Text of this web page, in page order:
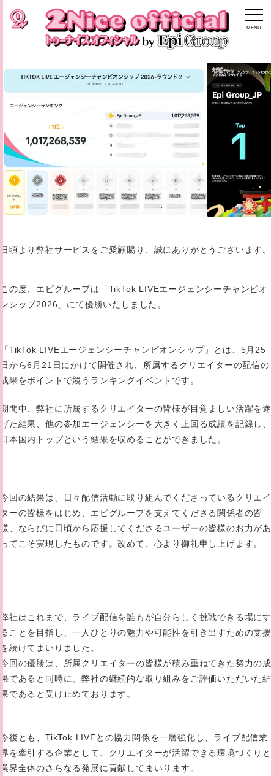
MENU
日頃より弊社サービスをご愛顧賜り、誠にありがとうございます。
この度、エピグループは「TikTok LIVEエージェンシーチャンピオ
ンシップ2026」にて優勝いたしました。
「TikTok LIVEエージェンシーチャンピオンシップ」とは、5月25
日から6月21日にかけて開催され、所属するクリエイターの配信の
成果をポイントで競うランキングイベントです。
期間中、弊社に所属するクリエイターの皆様が目覚ましい活躍を遂
げた結果、他の参加エージェンシーを大きく上回る成績を記録し、
日本国内トップという結果を収めることができました。
今回の結果は、日々配信活動に取り組んでくださっているクリエイ
ターの皆様をはじめ、エピグループを支えてくださる関係者の皆
様、ならびに日頃から応援してくださるユーザーの皆様のお力があ
ってこそ実現したものです。改めて、心より御礼申し上げます。
弊社はこれまで、ライブ配信を誰もが自分らしく挑戦できる場にす
ることを目指し、一人ひとりの魅力や可能性を引き出すための支援
を続けてまいりました。
今回の優勝は、所属クリエイターの皆様が積み重ねてきた努力の成
果であると同時に、弊社の継続的な取り組みをご評価いただいた結
果であると受け止めております。
今後とも、TikTok LIVEとの協力関係を一層強化し、ライブ配信業
界を牽引する企業として、クリエイターが活躍できる環境づくりと
業界全体のさらなる発展に貢献してまいります。